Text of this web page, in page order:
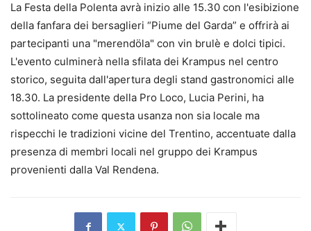
La Festa della Polenta avrà inizio alle 15.30 con l'esibizione
della fanfara dei bersaglieri “Piume del Garda” e offrirà ai
partecipanti una "merendöla" con vin brulè e dolci tipici.
L'evento culminerà nella sfilata dei Krampus nel centro
storico, seguita dall'apertura degli stand gastronomici alle
18.30. La presidente della Pro Loco, Lucia Perini, ha
sottolineato come questa usanza non sia locale ma
rispecchi le tradizioni vicine del Trentino, accentuate dalla
presenza di membri locali nel gruppo dei Krampus
provenienti dalla Val Rendena.